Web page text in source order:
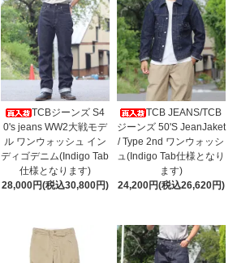
TCBジーンズ S4
0's jeans WW2大戦モデ
ル ワンウォッシュ イン
ディゴデニム(Indigo Tab
仕様となります)
28,000円(税込30,800円)
TCB JEANS/TCB
ジーンズ 50'S JeanJaket
/ Type 2nd ワンウォッシ
ュ(Indigo Tab仕様となり
ます)
24,200円(税込26,620円)